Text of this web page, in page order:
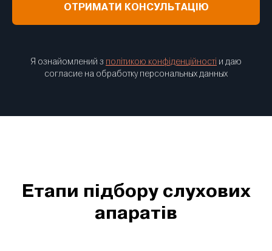
ОТРИМАТИ КОНСУЛЬТАЦІЮ
Я ознайомлений з політикою конфіденційності и даю
согласие на обработку персональных данных
Етапи підбору слухових
апаратів